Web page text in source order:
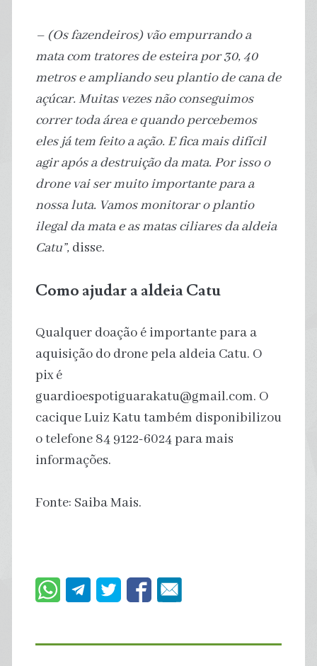
– (Os fazendeiros) vão empurrando a
mata com tratores de esteira por 30, 40
metros e ampliando seu plantio de cana de
açúcar. Muitas vezes não conseguimos
correr toda área e quando percebemos
eles já tem feito a ação. E fica mais difícil
agir após a destruição da mata. Por isso o
drone vai ser muito importante para a
nossa luta. Vamos monitorar o plantio
ilegal da mata e as matas ciliares da aldeia
Catu”, disse.
Como ajudar a aldeia Catu
Qualquer doação é importante para a
aquisição do drone pela aldeia Catu. O
pix é
guardioespotiguarakatu@gmail.com. O
cacique Luiz Katu também disponibilizou
o telefone 84 9122-6024 para mais
informações.
Fonte: Saiba Mais.